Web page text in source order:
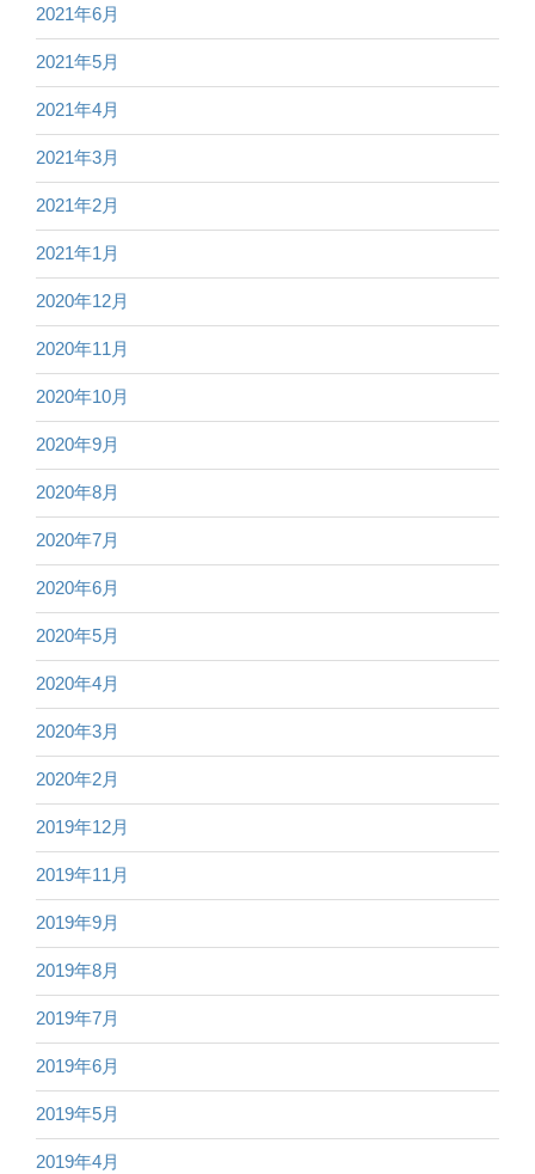
2021年6月
2021年5月
2021年4月
2021年3月
2021年2月
2021年1月
2020年12月
2020年11月
2020年10月
2020年9月
2020年8月
2020年7月
2020年6月
2020年5月
2020年4月
2020年3月
2020年2月
2019年12月
2019年11月
2019年9月
2019年8月
2019年7月
2019年6月
2019年5月
2019年4月